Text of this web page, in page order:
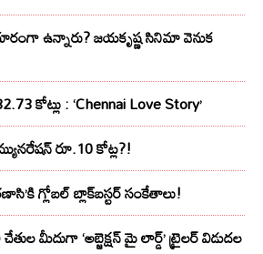
ఉన్నారు? జయకృష్ణ సినిమా వెనుక
కోట్లు : ‘Chennai Love Story’
రూ.10 కోట్ల?!
గ్లోబల్ బ్లాక్‌బస్టర్ సంకేతాలు!
మీదుగా ‘అబ్జెక్ష‌న్ మై లార్డ్‌’ ట్రైల‌ర్ విడుద‌ల